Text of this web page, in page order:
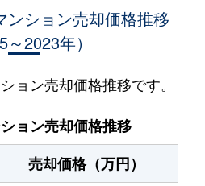
万円 山科
万円 山科
万円 山科
2,900万円 山科
ンション売却価格推移
～2023年）
ョン売却価格推移です。
ョン売却価格推移
売却価格（万円）